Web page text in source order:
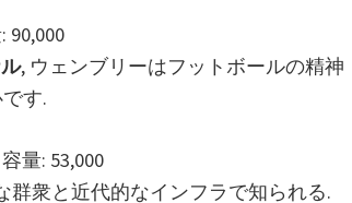
90,000
, ウェンブリーはフットボールの精神
す.
量: 53,000
群衆と近代的なインフラで知られる.